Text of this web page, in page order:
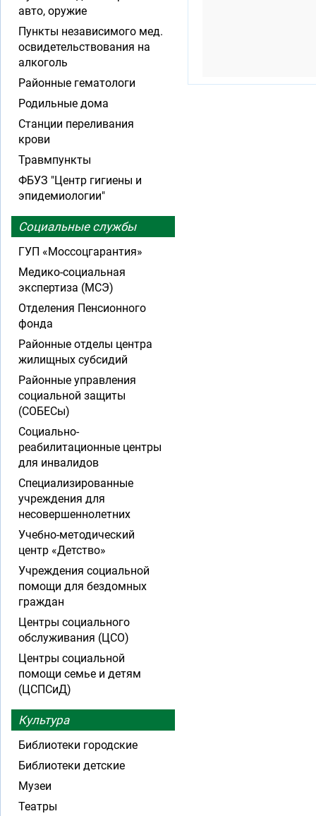
авто, оружие
Пункты независимого мед.
освидетельствования на
алкоголь
Районные гематологи
Родильные дома
Станции переливания
крови
Травмпункты
ФБУЗ "Центр гигиены и
эпидемиологии"
Социальные службы
ГУП «Моссоцгарантия»
Медико-социальная
экспертиза (МСЭ)
Отделения Пенсионного
фонда
Районные отделы центра
жилищных субсидий
Районные управления
социальной защиты
(СОБЕСы)
Социально-
реабилитационные центры
для инвалидов
Специализированные
учреждения для
несовершеннолетних
Учебно-методический
центр «Детство»
Учреждения социальной
помощи для бездомных
граждан
Центры социального
обслуживания (ЦСО)
Центры социальной
помощи семье и детям
(ЦСПСиД)
Культура
Библиотеки городские
Библиотеки детские
Музеи
Театры